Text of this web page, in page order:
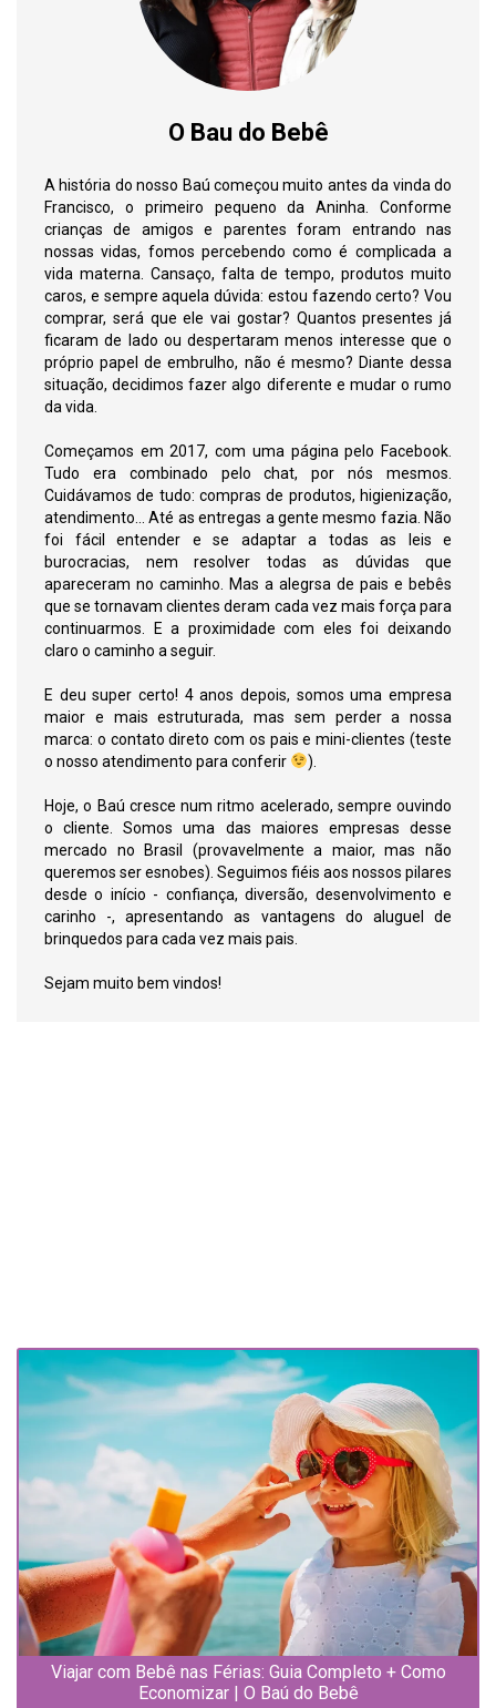
O Bau do Bebê
A história do nosso Baú começou muito antes da vinda do
Francisco, o primeiro pequeno da Aninha. Conforme
crianças de amigos e parentes foram entrando nas
nossas vidas, fomos percebendo como é complicada a
vida materna. Cansaço, falta de tempo, produtos muito
caros, e sempre aquela dúvida: estou fazendo certo? Vou
comprar, será que ele vai gostar? Quantos presentes já
ficaram de lado ou despertaram menos interesse que o
próprio papel de embrulho, não é mesmo? Diante dessa
situação, decidimos fazer algo diferente e mudar o rumo
da vida.
Começamos em 2017, com uma página pelo Facebook.
Tudo era combinado pelo chat, por nós mesmos.
Cuidávamos de tudo: compras de produtos, higienização,
atendimento... Até as entregas a gente mesmo fazia. Não
foi fácil entender e se adaptar a todas as leis e
burocracias, nem resolver todas as dúvidas que
apareceram no caminho. Mas a alegrsa de pais e bebês
que se tornavam clientes deram cada vez mais força para
continuarmos. E a proximidade com eles foi deixando
claro o caminho a seguir.
E deu super certo! 4 anos depois, somos uma empresa
maior e mais estruturada, mas sem perder a nossa
marca: o contato direto com os pais e mini-clientes (teste
o nosso atendimento para conferir
).
Hoje, o Baú cresce num ritmo acelerado, sempre ouvindo
o cliente. Somos uma das maiores empresas desse
mercado no Brasil (provavelmente a maior, mas não
queremos ser esnobes). Seguimos fiéis aos nossos pilares
desde o início - confiança, diversão, desenvolvimento e
carinho -, apresentando as vantagens do aluguel de
brinquedos para cada vez mais pais.
Sejam muito bem vindos!
Viajar com Bebê nas Férias: Guia Completo + Como
Economizar | O Baú do Bebê